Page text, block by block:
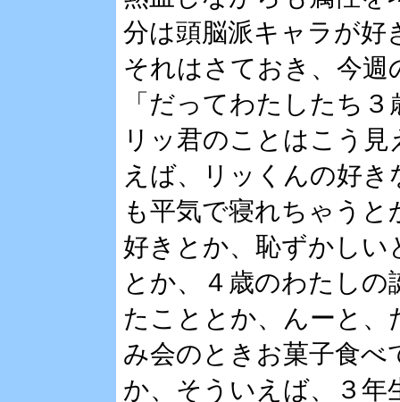
分は頭脳派キャラが好
それはさておき、今
「だってわたしたち
リッ君のことはこう
えば、リッくんの好
も平気で寝れちゃう
好きとか、恥ずかし
とか、４歳のわたし
たこととか、んーと
み会のときお菓子食
か、そういえば、３